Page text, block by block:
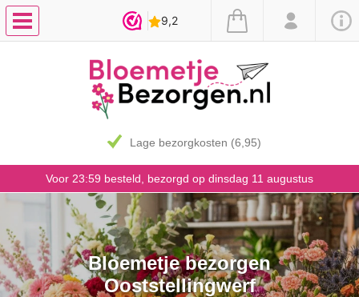
7 dagen vaasgarantie
Voor 23:59 besteld, bezorgd op dinsdag 11 augustus
Bloemetje bezorgen
Ooststellingwerf